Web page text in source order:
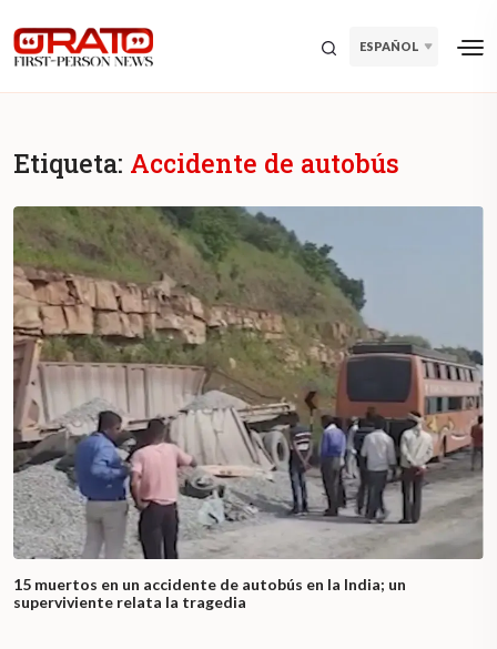
ESPAÑOL
Etiqueta: Accidente de autobús
15 muertos en un accidente de autobús en la India; un
superviviente relata la tragedia